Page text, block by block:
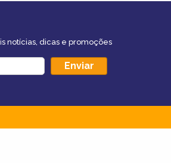
notícias, dicas e promoções